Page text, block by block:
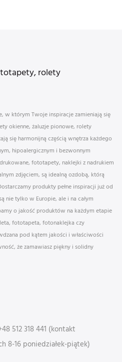
rolety
w którym Twoje inspiracje zamieniają się
okienne, żaluzje pionowe, rolety
się harmonijną częścią wnętrza każdego
hipoalergicznym i bezwonnym
fototapety, naklejki z nadrukiem
zdjęciem, są idealną ozdobą, którą
produkty pełne inspiracji już od
nie tylko w Europie, ale i na całym
o jakość produktów na każdym etapie
fototapeta, fotonaklejka czy
pod kątem jakości i właściwości
że zamawiasz piękny i solidny
512 318 441 (kontakt
8-16 poniedziałek-piątek)